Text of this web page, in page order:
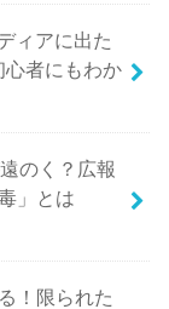
ィアに出た
心者にもわか
のく？広報
」とは
！限られた